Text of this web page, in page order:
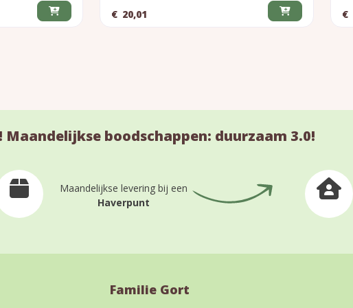
€ 20,01 €
boodschappen: duurzaam 3.0!
Maandelijkse levering bij een
Haverpunt
Familie Gort